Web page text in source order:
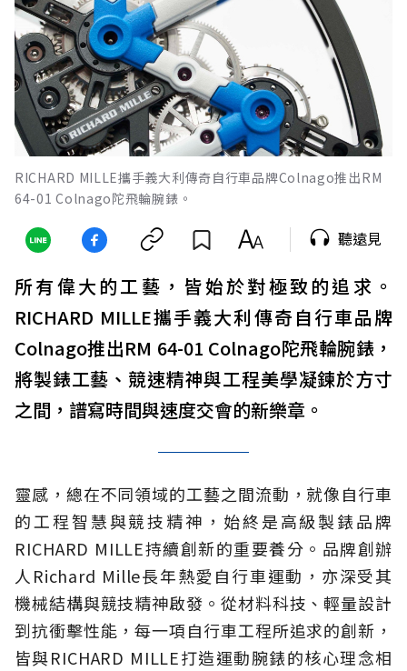
RICHARD MILLE攜手義大利傳奇自行車品牌Colnago推出RM
64-01 Colnago陀飛輪腕錶。
聽遠見
所有偉大的工藝，皆始於對極致的追求。
RICHARD MILLE攜手義大利傳奇自行車品牌
Colnago推出RM 64-01 Colnago陀飛輪腕錶，
將製錶工藝、競速精神與工程美學凝鍊於方寸
之間，譜寫時間與速度交會的新樂章。
靈感，總在不同領域的工藝之間流動，就像自行車
的工程智慧與競技精神，始終是高級製錶品牌
RICHARD MILLE持續創新的重要養分。品牌創辦
人Richard Mille長年熱愛自行車運動，亦深受其
機械結構與競技精神啟發。從材料科技、輕量設計
到抗衝擊性能，每一項自行車工程所追求的創新，
皆與RICHARD MILLE打造運動腕錶的核心理念相